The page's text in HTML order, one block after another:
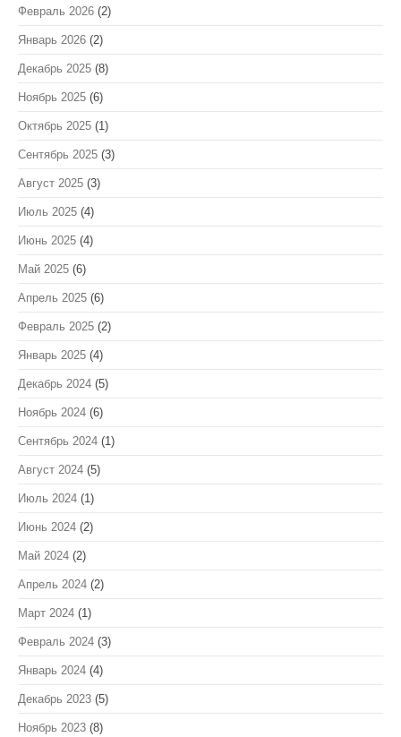
Февраль 2026 (2)
Январь 2026 (2)
Декабрь 2025 (8)
Ноябрь 2025 (6)
Октябрь 2025 (1)
Сентябрь 2025 (3)
Август 2025 (3)
Июль 2025 (4)
Июнь 2025 (4)
Май 2025 (6)
Апрель 2025 (6)
Февраль 2025 (2)
Январь 2025 (4)
Декабрь 2024 (5)
Ноябрь 2024 (6)
Сентябрь 2024 (1)
Август 2024 (5)
Июль 2024 (1)
Июнь 2024 (2)
Май 2024 (2)
Апрель 2024 (2)
Март 2024 (1)
Февраль 2024 (3)
Январь 2024 (4)
Декабрь 2023 (5)
Ноябрь 2023 (8)